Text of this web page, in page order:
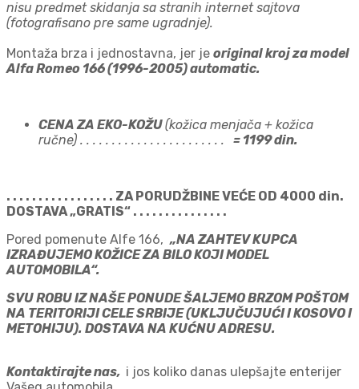
nisu predmet skidanja sa stranih internet sajtova
(fotografisano pre same ugradnje).
Montaža brza i jednostavna, jer je original kroj za model
Alfa Romeo 166 (1996-2005) automatic.
CENA ZA EKO-KOŽU(kožica menjača + kožica
ručne) . . . . . . . . . . . . . . . . . . . . . . .
= 1199 din.
. . . . . . . . . . . . . . . . . ZA PORUDŽBINE VEĆE OD 4000 din.
DOSTAVA „GRATIS“ . . . . . . . . . . . . . . .
Pored pomenute Alfe 166, „NA ZAHTEV KUPCA
IZRAĐUJEMO KOŽICE ZA BILO KOJI MODEL
AUTOMOBILA“.
SVU ROBU IZ NAŠE PONUDE ŠALJEMO BRZOM POŠTOM
NA TERITORIJI CELE SRBIJE (UKLJUČUJUĆI I KOSOVO I
METOHIJU). DOSTAVA NA KUĆNU ADRESU.
Kontaktirajte nas, i jos koliko danas ulepšajte enterijer